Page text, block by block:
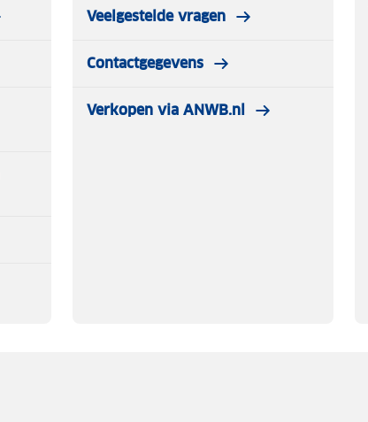
Veelgestelde vragen
Contactgegevens
Verkopen via ANWB.nl